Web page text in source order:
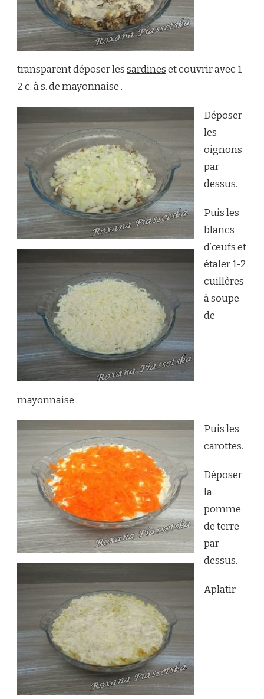
transparent déposer lessardineset couvrir avec 1-
2 c. à s. de mayonnaise .
Déposer
les
oignons
par
dessus.
Puis les
blancs
d’œufs et
étaler 1-2
cuillères
à soupe
de
mayonnaise .
Puis les
carottes.
Déposer
la
pomme
de terre
par
dessus.
Aplatir